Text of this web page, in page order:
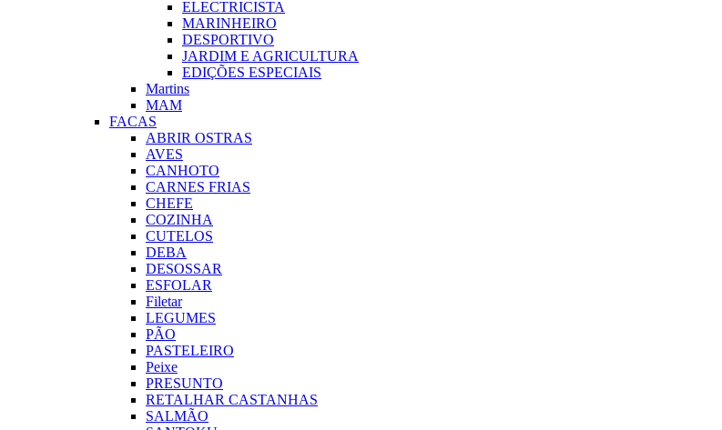
ELECTRICISTA
MARINHEIRO
DESPORTIVO
JARDIM E AGRICULTURA
EDIÇÕES ESPECIAIS
Martins
MAM
FACAS
ABRIR OSTRAS
AVES
CANHOTO
CARNES FRIAS
CHEFE
COZINHA
CUTELOS
DEBA
DESOSSAR
ESFOLAR
Filetar
LEGUMES
PÃO
PASTELEIRO
Peixe
PRESUNTO
RETALHAR CASTANHAS
SALMÃO